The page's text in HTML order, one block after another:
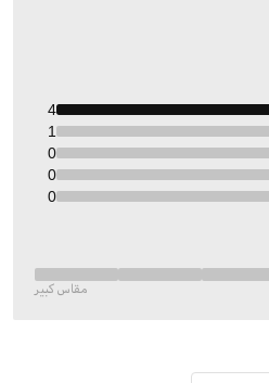
4
1
0
0
0
مقاس كبير